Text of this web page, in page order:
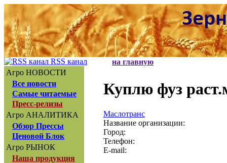
RSS канал
Агро НОВОСТИ
Все новости
Самые читаемые
Пресс-релизы
Агро АНАЛИТИКА
Обзор Прессы
Ценовой Блок
Агро РЫНОК
Наша продукция
на главную
Куплю фуз
Маслотранс
Название организации:
Город:
Телефон:
E-mail: